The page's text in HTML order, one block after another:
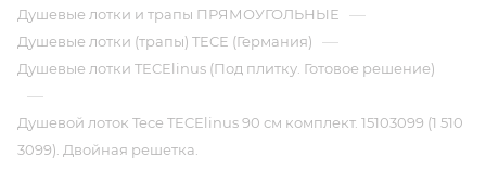
Душевые лотки и трапы ПРЯМОУГОЛЬНЫЕ —
Душевые лотки (трапы) TECE (Германия) —
Душевые лотки TECElinus (Под плитку. Готовое решение)
—
Душевой лоток Tece TECElinus 90 см комплект. 15103099 (1 510
3099). Двойная решетка.